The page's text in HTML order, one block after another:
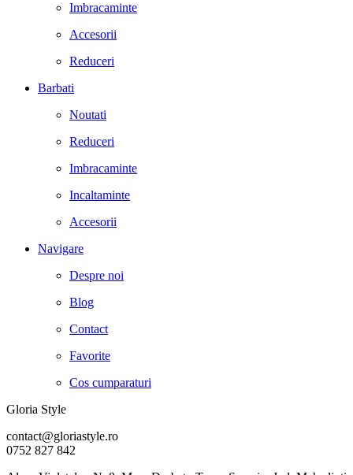
Imbracaminte
Accesorii
Reduceri
Barbati
Noutati
Reduceri
Imbracaminte
Incaltaminte
Accesorii
Navigare
Despre noi
Blog
Contact
Favorite
Cos cumparaturi
Gloria Style
contact@gloriastyle.ro
0752 827 842